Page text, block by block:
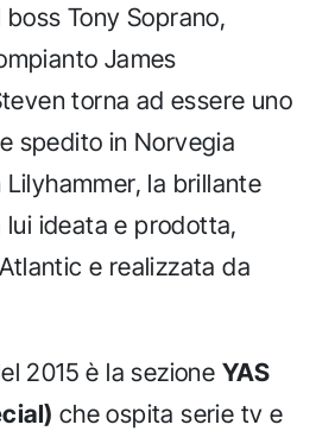
Tony Soprano,
James
torna ad essere uno
spedito in Norvegia
la brillante
ideata e prodotta,
e realizzata da
2015 è la sezione YAS
che ospita serie tv e